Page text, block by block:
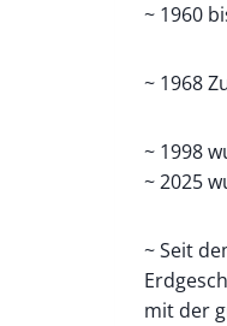
~ 1960
~ 1968
~ 1998
~ 2025
~ Seit
mit der